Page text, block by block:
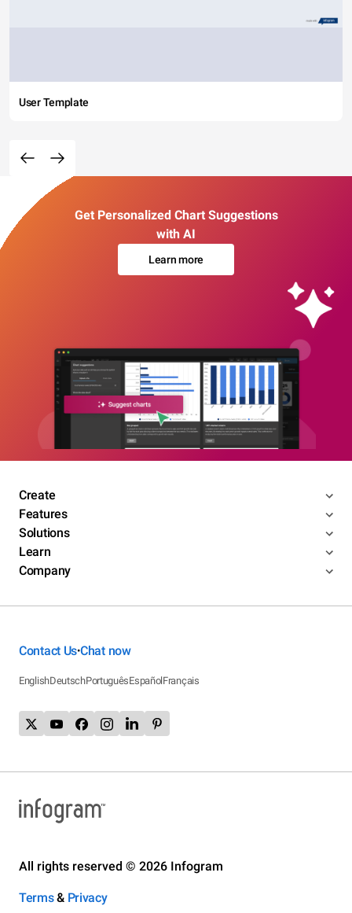
User Template
Get Personalized Chart Suggestions
with AI
Learn more
Create
Features
Solutions
Learn
Company
Contact Us•Chat now
EnglishDeutschPortuguêsEspañolFrançais
All rights reserved © 2026 Infogram
Terms& Privacy